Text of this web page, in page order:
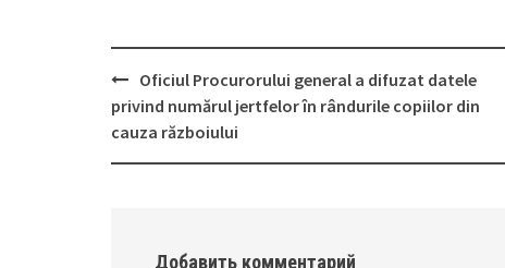
Post
navigation
Oficiul Procurorului general a difuzat datele
privind numărul jertfelor în rândurile copiilor din
cauza războiului
Добавить комментарий